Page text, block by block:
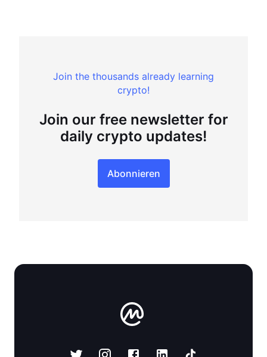
Join the thousands already learning
crypto!
Join our free newsletter for
daily crypto updates!
Abonnieren